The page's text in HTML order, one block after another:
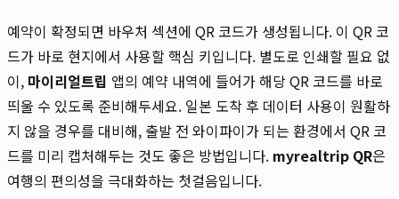
예약이 확정되면 바우처 섹션에 QR 코드가 생성됩니다. 이 QR 코
드가 바로 현지에서 사용할 핵심 키입니다. 별도로 인쇄할 필요 없
이, 마이리얼트립 앱의 예약 내역에 들어가 해당 QR 코드를 바로
띄울 수 있도록 준비해두세요. 일본 도착 후 데이터 사용이 원활하
지 않을 경우를 대비해, 출발 전 와이파이가 되는 환경에서 QR 코
드를 미리 캡처해두는 것도 좋은 방법입니다. myrealtrip QR은
여행의 편의성을 극대화하는 첫걸음입니다.